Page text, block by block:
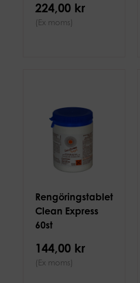
224,00 kr
(Ex moms)
Rengöringstabletter
Clean Express
60st
144,00 kr
(Ex moms)